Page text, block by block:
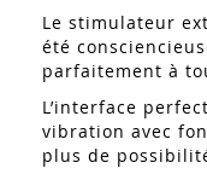
Le stimulateur
été
parfaitement à
L’interface
vibration avec
plus de